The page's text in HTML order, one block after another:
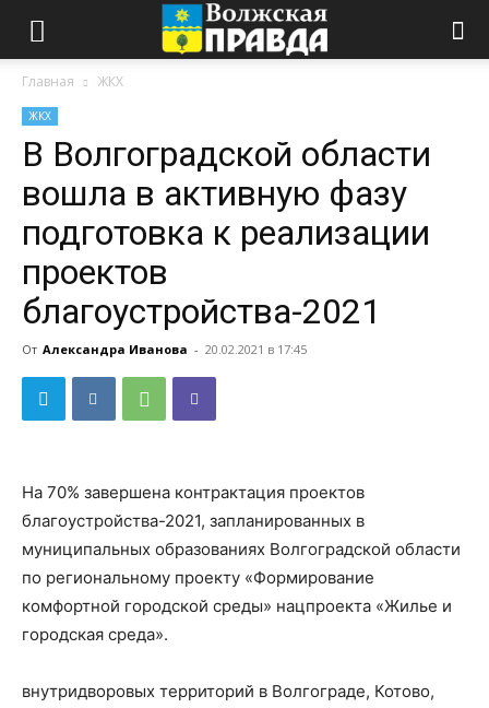
Главная ЖКХ
ЖКХ
В Волгоградской области
вошла в активную фазу
подготовка к реализации
проектов
благоустройства-2021
От Александра Иванова - 20.02.2021 в 17:45
На 70% завершена контрактация проектов
благоустройства-2021, запланированных в
муниципальных образованиях Волгоградской области
по региональному проекту «Формирование
комфортной городской среды» нацпроекта «Жилье и
городская среда».
внутридворовых территорий в Волгограде, Котово,